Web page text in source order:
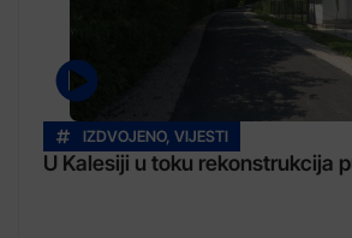
IZDVOJENO, VIJESTI
U Kalesiji u toku rekonstrukcija